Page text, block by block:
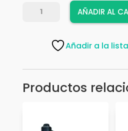
CIERRA
MOD,777
AÑADIR AL
Añadir a la
Productos